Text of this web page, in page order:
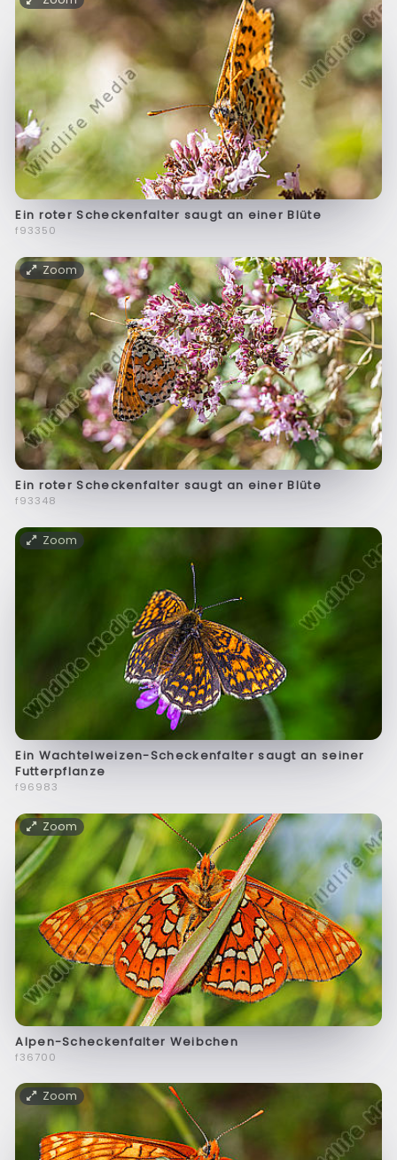
Ein roter Scheckenfalter saugt an einer Blüte
f93350
Zoom
Ein roter Scheckenfalter saugt an einer Blüte
f93348
Zoom
Ein Wachtelweizen-Scheckenfalter saugt an seiner
Futterpflanze
f96983
Zoom
Alpen-Scheckenfalter Weibchen
f36700
Zoom